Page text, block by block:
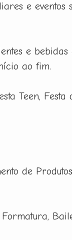
e eventos
e bebidas
ao fim.
Teen, Festa
de